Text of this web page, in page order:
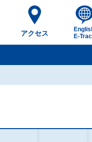
アクセス
E-